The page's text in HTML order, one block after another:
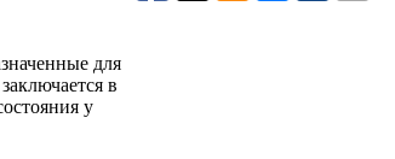
для
в
у